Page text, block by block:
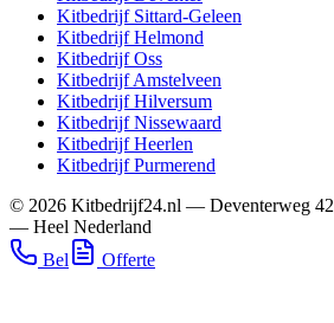
Kitbedrijf Sittard-Geleen
KitbedrijfHelmond
KitbedrijfOss
KitbedrijfAmstelveen
KitbedrijfHilversum
KitbedrijfNissewaard
KitbedrijfHeerlen
KitbedrijfPurmerend
© 2026 Kitbedrijf24.nl — Deventerweg 42
— Heel Nederland
Bel
Offerte